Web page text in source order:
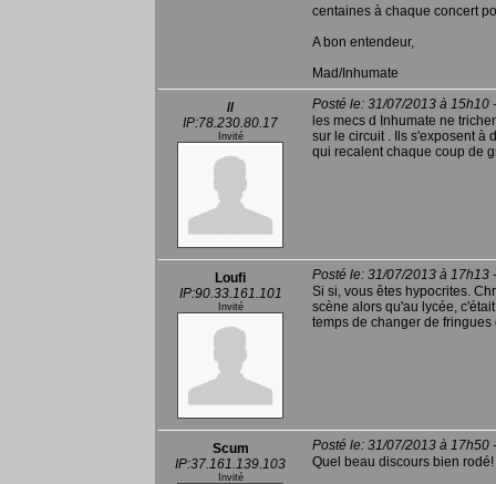
centaines à chaque concert
A bon entendeur,
Mad/Inhumate
//
IP:78.230.80.17
Invité
Posté le: 31/07/2013 à 15h10
les mecs d Inhumate ne
sur le circuit . Ils s'exposent à
qui recalent chaque coup de
Loufi
IP:90.33.161.101
Invité
Posté le: 31/07/2013 à 17h13
Si si, vous êtes hypocrites.
scène alors qu'au lycée,
temps de changer de
Scum
IP:37.161.139.103
Invité
Posté le: 31/07/2013 à 17h50
Quel beau discours bien rodé!